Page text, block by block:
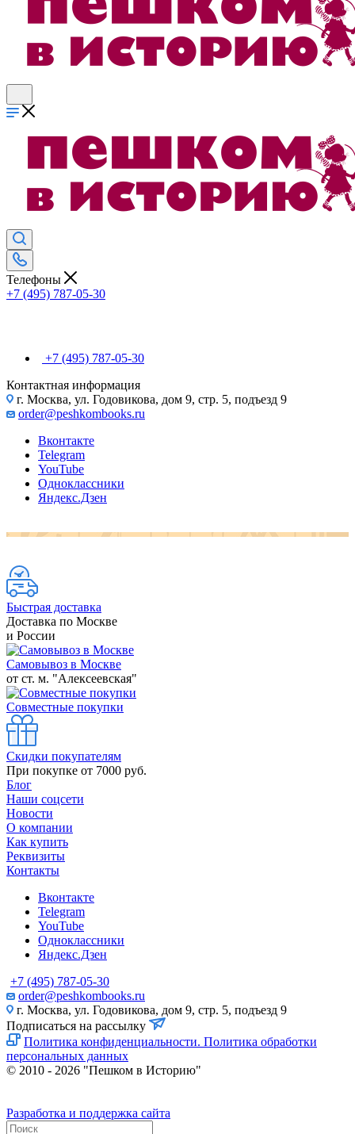
Телефоны
+7 (495) 787-05-30
+7 (495) 787-05-30
Контактная информация
г. Москва, ул. Годовикова, дом 9, стр. 5, подъезд 9
order@peshkombooks.ru
Вконтакте
Telegram
YouTube
Одноклассники
Яндекс.Дзен
Быстрая доставка
Доставка по Москве
и России
Самовывоз в Москве
от ст. м. "Алексеевская"
Совместные покупки
Скидки покупателям
При покупке от 7000 руб.
Блог
Наши соцсети
Новости
О компании
Как купить
Реквизиты
Контакты
Вконтакте
Telegram
YouTube
Одноклассники
Яндекс.Дзен
+7 (495) 787-05-30
order@peshkombooks.ru
г. Москва, ул. Годовикова, дом 9, стр. 5, подъезд 9
Подписаться на рассылку
Политика конфиденциальности. Политика обработки
персональных данных
© 2010 - 2026 "Пешком в Историю"
Разработка и поддержка сайта